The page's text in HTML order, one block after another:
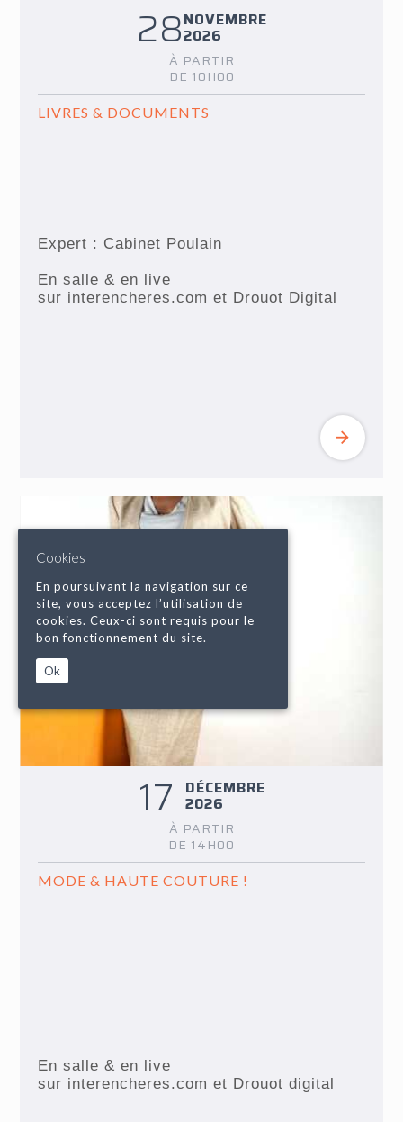
28NOVEMBRE
2026
À PARTIR
DE 10H00
LIVRES & DOCUMENTS
Expert : Cabinet Poulain
En salle & en live
sur interencheres.com et Drouot Digital
17 DÉCEMBRE
2026
À PARTIR
DE 14H00
MODE & HAUTE COUTURE !
En salle & en live
sur interencheres.com et Drouot digital
Cookies
En poursuivant la navigation sur ce
site, vous acceptez l’utilisation de
cookies. Ceux-ci sont requis pour le
bon fonctionnement du site.
Ok